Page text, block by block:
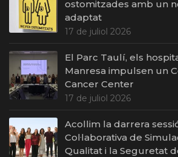
ostomitzades amb un
adaptat
17 de juliol 2026
El Parc Taulí, els
Manresa impulsen un
Cancer Center
17 de juliol 2026
Acollim la darrera
Col·laborativa de
Qualitat i la Seguretat